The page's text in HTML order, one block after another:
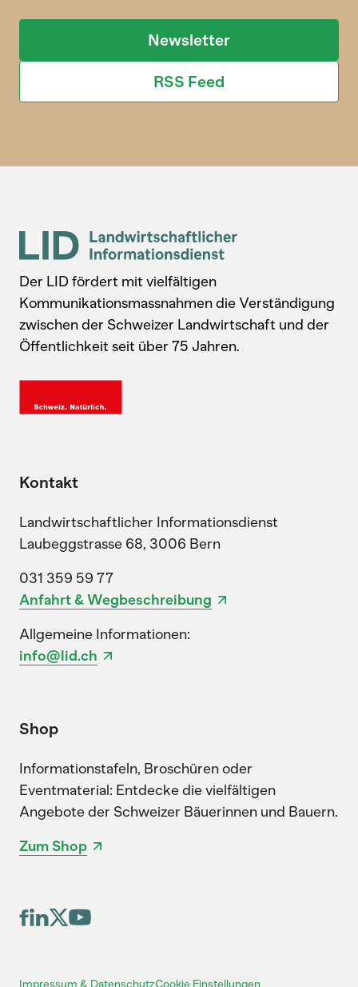
Newsletter
RSS Feed
Der LID fördert mit vielfältigen
Kommunikationsmassnahmen die Verständigung
zwischen der Schweizer Landwirtschaft und der
Öffentlichkeit seit über 75 Jahren.
Kontakt
Landwirtschaftlicher Informationsdienst
Laubeggstrasse 68, 3006 Bern
031 359 59 77
Anfahrt & Wegbeschreibung
Allgemeine Informationen:
info@lid.ch
Shop
Informationstafeln, Broschüren oder
Eventmaterial: Entdecke die vielfältigen
Angebote der Schweizer Bäuerinnen und Bauern.
Zum Shop
Cookie Einstellungen